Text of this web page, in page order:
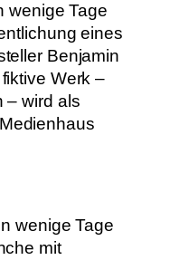
wenige Tage
eines
Benjamin
Werk –
– wird als
wenige Tage
mit